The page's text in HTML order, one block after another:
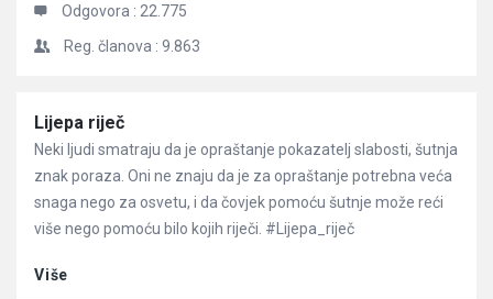
Odgovora : 22.775
Reg. članova : 9.863
Članci
Lijepa riječ
Neki ljudi smatraju da je opraštanje pokazatelj slabosti, šutnja
znak poraza. Oni ne znaju da je za opraštanje potrebna veća
snaga nego za osvetu, i da čovjek pomoću šutnje može reći
više nego pomoću bilo kojih riječi. #Lijepa_riječ
Više